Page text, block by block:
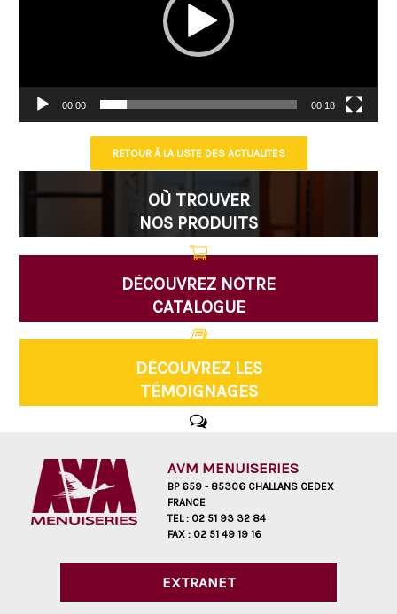
00:00 00:18
RETOUR À LA LISTE DES ACTUALITÉS
OÙ TROUVER
NOS PRODUITS
DÉCOUVREZ NOTRE
CATALOGUE
DÉCOUVREZ LES
TÉMOIGNAGES
AVM MENUISERIES
BP 659 - 85306 CHALLANS CEDEX
FRANCE
TEL : 02 51 93 32 84
FAX : 02 51 49 19 16
EXTRANET